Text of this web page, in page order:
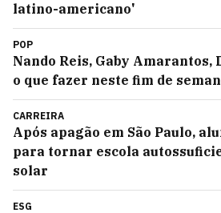
latino-americano'
POP
Nando Reis, Gaby Amarantos,
o que fazer neste fim de
CARREIRA
Após apagão em São Paulo,
para tornar escola
solar
ESG